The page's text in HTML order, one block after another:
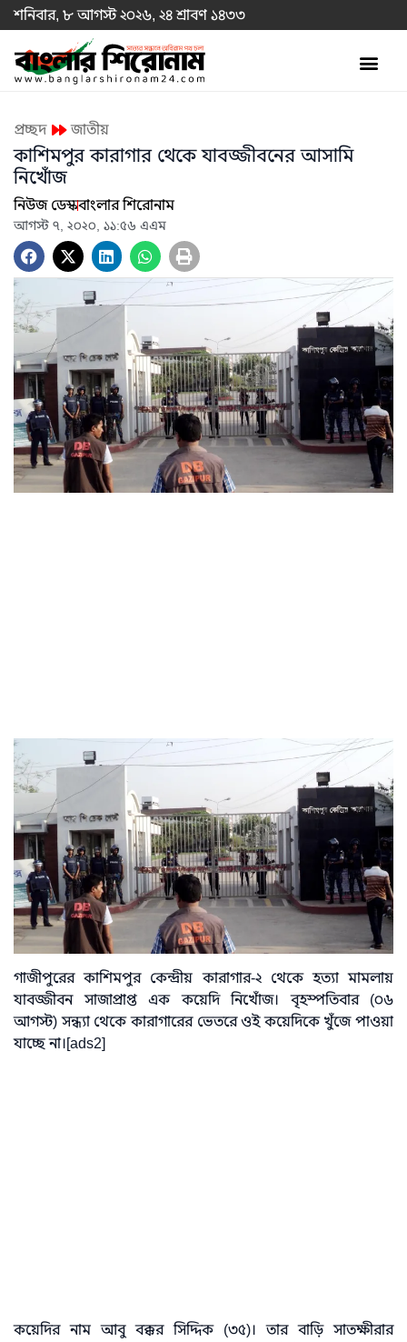
শনিবার, ৮ আগস্ট ২০২৬, ২৪ শ্রাবণ ১৪৩৩
প্রচ্ছদ জাতীয়
কাশিমপুর কারাগার থেকে যাবজ্জীবনের আসামি
নিখোঁজ
নিউজ ডেস্কবাংলার শিরোনাম
আগস্ট ৭, ২০২০, ১১:৫৬ এএম
গাজীপুরের কাশিমপুর কেন্দ্রীয় কারাগার-২ থেকে হত্যা মামলায়
যাবজ্জীবন সাজাপ্রাপ্ত এক কয়েদি নিখোঁজ। বৃহস্পতিবার (০৬
আগস্ট) সন্ধ্যা থেকে কারাগারের ভেতরে ওই কয়েদিকে খুঁজে পাওয়া
যাচ্ছে না।[ads2]
কয়েদির নাম আবু বক্কর সিদ্দিক (৩৫)। তার বাড়ি সাতক্ষীরার